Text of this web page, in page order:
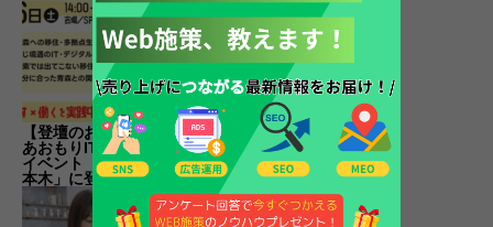
【登壇のお知らせ】代表の森和吉が、
あおもりIT活用サポートセンター主催
イベント「#交流しようぜ2026 in 六
本木」に登壇します